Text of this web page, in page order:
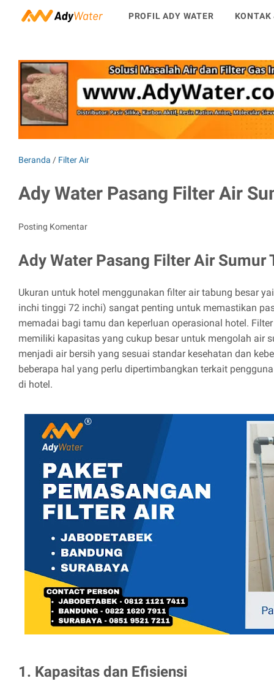
PROFIL ADY WATER
Beranda / Filter Air
Ady Water Pasang Filter Air
Posting Komentar
Ady Water Pasang Filter Air Sumur
Ukuran untuk hotel menggunakan filter air tabung besar
inchi tinggi 72 inchi) sangat penting untuk memastikan
memadai bagi tamu dan keperluan operasional hotel.
memiliki kapasitas yang cukup besar untuk mengolah air
menjadi air bersih yang sesuai standar kesehatan dan
beberapa hal yang perlu dipertimbangkan terkait
di hotel.
1. Kapasitas dan Efisiensi